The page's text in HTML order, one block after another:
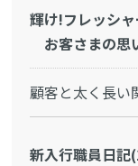
輝け!フレッシ
お客さまの思
顧客と太く長い
新入行職員日